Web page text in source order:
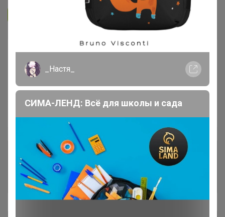
Подписаться на организатора 2.6K
10 %
Ожидание ~ 14 дней
Пристрой 6 лотов
Комментарии к лотам 1.8K
Отзывы участников
_Настя_
СИМА-ЛЕНД: Всё для школы и сада